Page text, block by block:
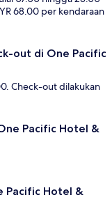
68.00 per kendaraan
out di One Pacific
Check-out dilakukan
Pacific Hotel &
Pacific Hotel &